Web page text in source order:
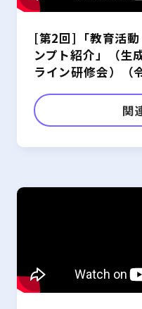
[第2回]「教育活
ンプト紹介」（生
ライン研修会）（
関